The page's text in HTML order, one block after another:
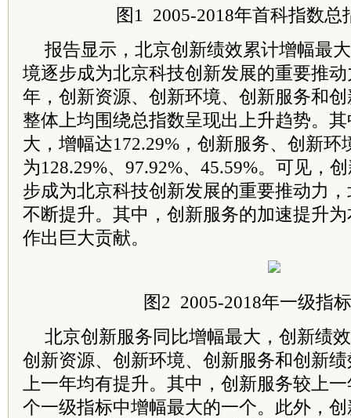
图1 2005-2018年首科指数总
报告显示，北京创新绩效累计增幅最
境逐步成为北京科技创新发展的重要推动
年，创新资源、创新环境、创新服务和
整体上均围绕总指数呈现出上升趋势。
大，增幅达172.29%，创新服务、创新
为128.29%、97.92%、45.59%。可见，
步成为北京科技创新发展的重要推动力
不断提升。其中，创新服务的加速提升
作出巨大贡献。
图2 2005-2018年一级指
北京创新服务同比增幅最大，创新绩
创新资源、创新环境、创新服务和创新
上一年均有提升。其中，创新服务较上
个一级指标中增幅最大的一个。此外，